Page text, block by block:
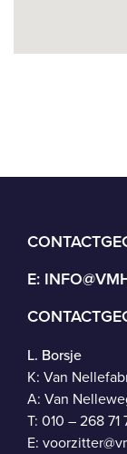
E:
L. Borsje
K: Van
A: Van
T: 010 – 268 71
E: